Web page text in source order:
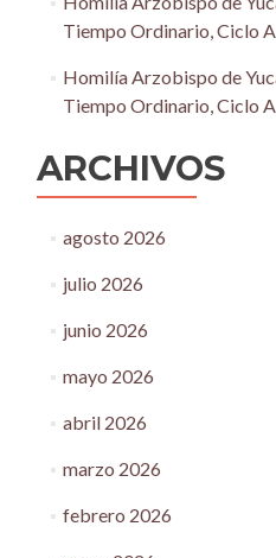
Tiempo Ordinario, Ciclo A
Homilía Arzobispo de
Tiempo Ordinario, Ciclo A
ARCHIVOS
agosto 2026
julio 2026
junio 2026
mayo 2026
abril 2026
marzo 2026
febrero 2026